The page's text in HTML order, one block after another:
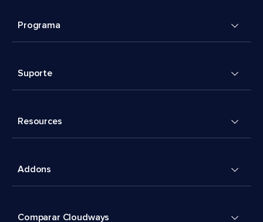
Programa
Suporte
Resources
Addons
Comparar Cloudways